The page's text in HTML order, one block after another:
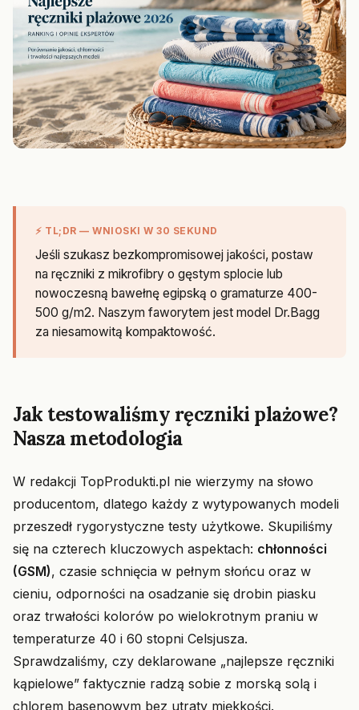
⚡ TL;DR — WNIOSKI W 30 SEKUND
Jeśli szukasz bezkompromisowej jakości, postaw
na ręczniki z mikrofibry o gęstym splocie lub
nowoczesną bawełnę egipską o gramaturze 400-
500 g/m2. Naszym faworytem jest model Dr.Bagg
za niesamowitą kompaktowość.
Jak testowaliśmy ręczniki plażowe?
Nasza metodologia
W redakcji TopProdukti.pl nie wierzymy na słowo
producentom, dlatego każdy z wytypowanych modeli
przeszedł rygorystyczne testy użytkowe. Skupiliśmy
się na czterech kluczowych aspektach: chłonności
(GSM), czasie schnięcia w pełnym słońcu oraz w
cieniu, odporności na osadzanie się drobin piasku
oraz trwałości kolorów po wielokrotnym praniu w
temperaturze 40 i 60 stopni Celsjusza.
Sprawdzaliśmy, czy deklarowane „najlepsze ręczniki
kąpielowe” faktycznie radzą sobie z morską solą i
chlorem basenowym bez utraty miękkości.